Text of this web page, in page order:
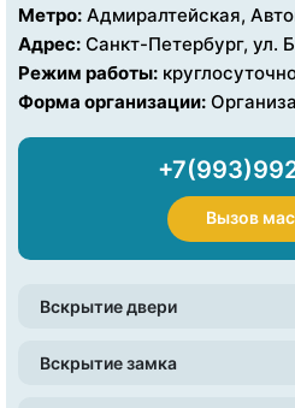
Метро: Адмиралтейская,
Адрес: Санкт-Петербург, ул.
Режим работы:
Форма организации:
Вызов
Вскрытие двери
Вскрытие замка